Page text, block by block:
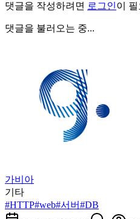
댓글을 작성하려면 로그인이
댓글을 불러오는 중...
가비아
기타
#HTTP#web#서버#DB